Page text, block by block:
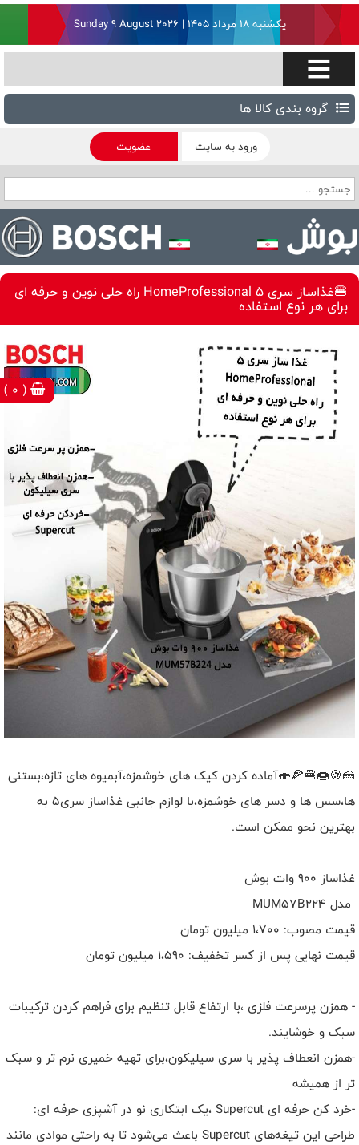
( 0 )
یکشنبه ۱۸ مرداد ۱۴۰۵ | Sunday 9 August 2026
گروه بندی کالا ها
ورود به سایت عضویت
🍔غذاساز سری 5 HomeProfessional راه حلی نوین و حرفه ای
برای هر نوع استفاده
🍰🍪🍩🍔🍕🍣آماده کردن کیک های خوشمزه،آبمیوه های تازه،بستنی
ها،سس ها و دسر های خوشمزه،با لوازم جانبی غذاساز سری5 به
بهترین نحو ممکن است.
غذاساز 900 وات بوش
مدل MUM57B224
قیمت مصوب: 1،700 میلیون تومان
قیمت نهایی پس از کسر تخفیف: 1،590 میلیون تومان
- همزن پرسرعت فلزی ،با ارتفاع قابل تنظیم برای فراهم کردن ترکیبات
سبک و خوشایند.
-همزن انعطاف پذیر با سری سیلیکون،برای تهیه خمیری نرم تر و سبک
تر از همیشه
-خرد کن حرفه ای Supercut ،یک ابتکاری نو در آشپزی حرفه ای:
طراحی این تیغه‌های Supercut باعث می‌شود تا به راحتی موادی مانند